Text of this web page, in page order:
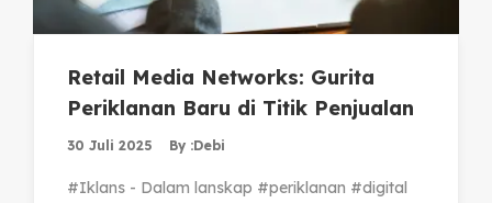
Retail Media Networks: Gurita
Periklanan Baru di Titik Penjualan
30 Juli 2025 By :Debi
#Iklans - Dalam lanskap #periklanan #digital